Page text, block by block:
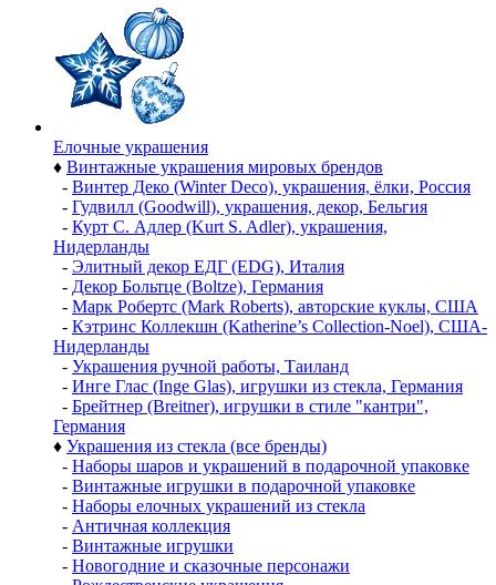
Елочные украшения
♦ Винтажные украшения мировых брендов
- Винтер Деко (Winter Deco), украшения, ёлки, Россия
- Гудвилл (Goodwill), украшения, декор, Бельгия
- Курт С. Адлер (Kurt S. Adler), украшения,
Нидерланды
- Элитный декор ЕДГ (EDG), Италия
- Декор Больтце (Boltze), Германия
- Марк Робертс (Mark Roberts), авторские куклы, США
- Кэтринс Коллекшн (Katherine’s Collection-Noel), США-
Нидерланды
- Украшения ручной работы, Таиланд
- Инге Глас (Inge Glas), игрушки из стекла, Германия
- Брейтнер (Breitner), игрушки в стиле "кантри",
Германия
♦ Украшения из стекла (все бренды)
- Наборы шаров и украшений в подарочной упаковке
- Винтажные игрушки в подарочной упаковке
- Наборы елочных украшений из стекла
- Античная коллекция
- Винтажные игрушки
- Новогодние и сказочные персонажи